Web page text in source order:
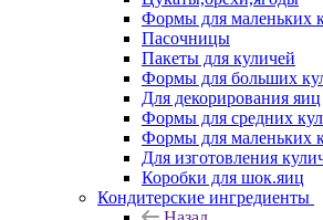
Формы для маленьких
Пасочницы
Пакеты для куличей
Формы для больших
Для декорирования яиц
Формы для средних
Формы для маленьких
Для изготовления
Коробки для шок.яиц
Кондитерские ингредиенты